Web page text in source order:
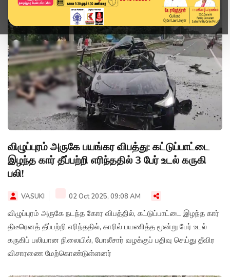
தமிழ்நாடு
விழுப்புரம் அருகே பயங்கர விபத்து: கட்டுப்பாட்டை
இழந்த கார் தீப்பற்றி எரிந்ததில் 3 பேர் உடல் கருகி
பலி!
VASUKI 02 Oct 2025, 09:08 AM
விழுப்புரம் அருகே நடந்த கோர விபத்தில், கட்டுப்பாட்டை இழந்த கார்
திடீரெனத் தீப்பற்றி எரிந்ததில், காரில் பயணித்த மூன்று பேர் உடல்
கருகிப் பலியான நிலையில், போலீசார் வழக்குப் பதிவு செய்து தீவிர
விசாரணை மேற்கொண்டுள்ளனர்